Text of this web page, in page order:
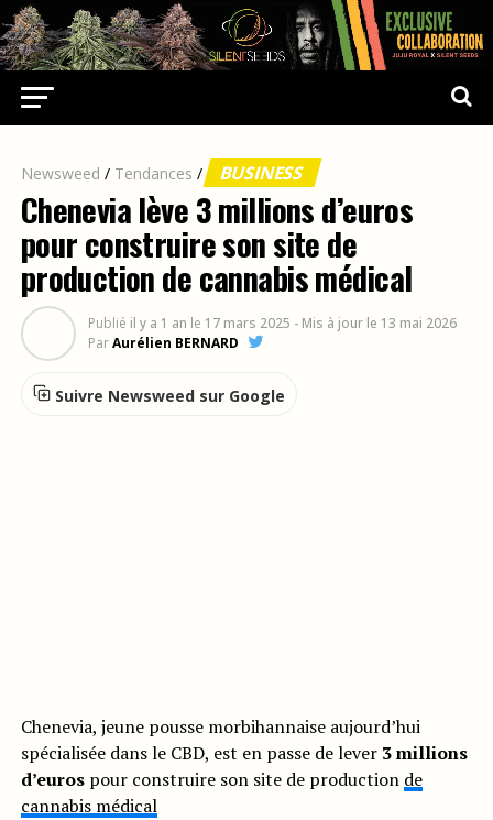
Newsweed / Tendances / BUSINESS
Chenevia lève 3 millions d’euros
pour construire son site de
production de cannabis médical
Publié il y a 1 an le 17 mars 2025 - Mis à jour le 13 mai 2026
ParAurélien BERNARD
Suivre Newsweed sur Google
Chenevia, jeune pousse morbihannaise aujourd’hui
spécialisée dans le CBD, est en passe de lever 3 millions
d’eurospour construire son site de production de
cannabis médical